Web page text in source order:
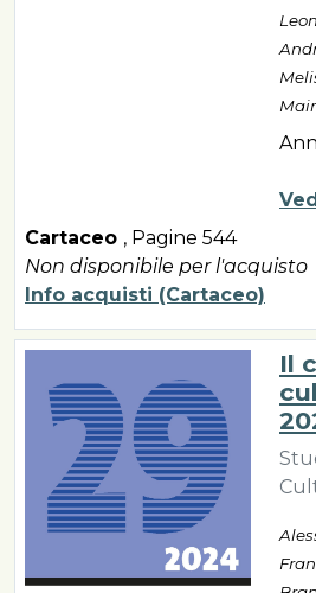
Cartaceo , Pagine 544
Non disponibile per l'acquisto
Info acquisti (Cartaceo)
Il